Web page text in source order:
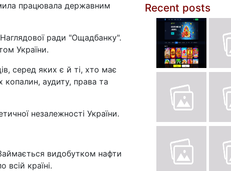
працювала державним
ради "Ощадбанку".
України.
серед яких є й ті, хто має
копалин, аудиту, права та
незалежності України.
видобутком нафти
країні.
Recent posts